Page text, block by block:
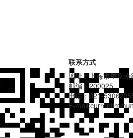
联系方式
地址：上海市重庆
邮编：200025
电话：021-
E-